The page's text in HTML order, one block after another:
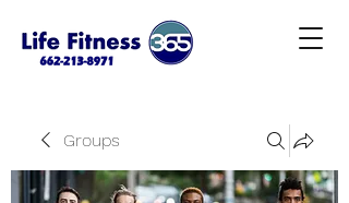
Groups